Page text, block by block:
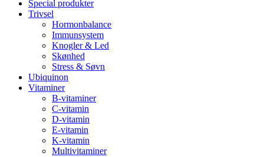
Special produkter
Trivsel
Hormonbalance
Immunsystem
Knogler & Led
Skønhed
Stress & Søvn
Ubiquinon
Vitaminer
B-vitaminer
C-vitamin
D-vitamin
E-vitamin
K-vitamin
Multivitaminer